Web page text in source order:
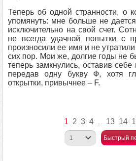
Теперь об одной странности, о
упомянуть: мне больше не
исключительно на свой счет.
не всегда удачной попытки с
произносили ее имя и не
сих пор. Мои же, долгие годы не
теперь замкнулись, оставив
передав одну букву Ф, хотя
открытки, привычнее – F.
1 2 3 4 ... 13 14
Быстрый